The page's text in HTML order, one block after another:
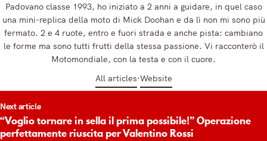
Padovano classe 1993, ho iniziato a 2 anni a guidare, in quel caso
una mini-replica della moto di Mick Doohan e da lì non mi sono più
fermato. 2 e 4 ruote, entro e fuori strada e anche pista: cambiano
le forme ma sono tutti frutti della stessa passione. Vi racconterò il
Motomondiale, con la testa e con il cuore.
All articles Website
Next article
“Voglio tornare in sella il prima possibile!” Operazione
perfettamente riuscita per Valentino Rossi